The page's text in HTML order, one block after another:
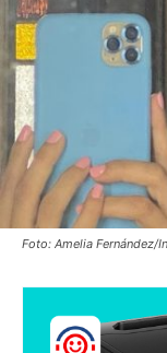
Foto: Amelia Fernández/